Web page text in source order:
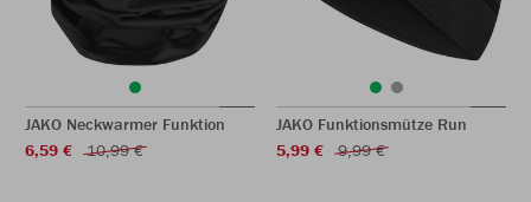
JAKO Neckwarmer Funktion
6,59 €
10,99 €
JAKO Funktionsmütze Run
5,99 €
9,99 €